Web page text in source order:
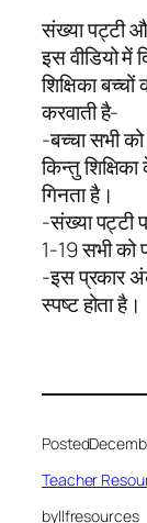
संख्या पट्टी
इस वीडियो में
शिक्षिका
करवाती है-
-बच्चा सभी
किन्तु
गिनता है।
-संख्या पट्टी
1-19 सभी को
-इस प्रकार
स्पष्ट होता है।
Posted
Teacher
byllfresources